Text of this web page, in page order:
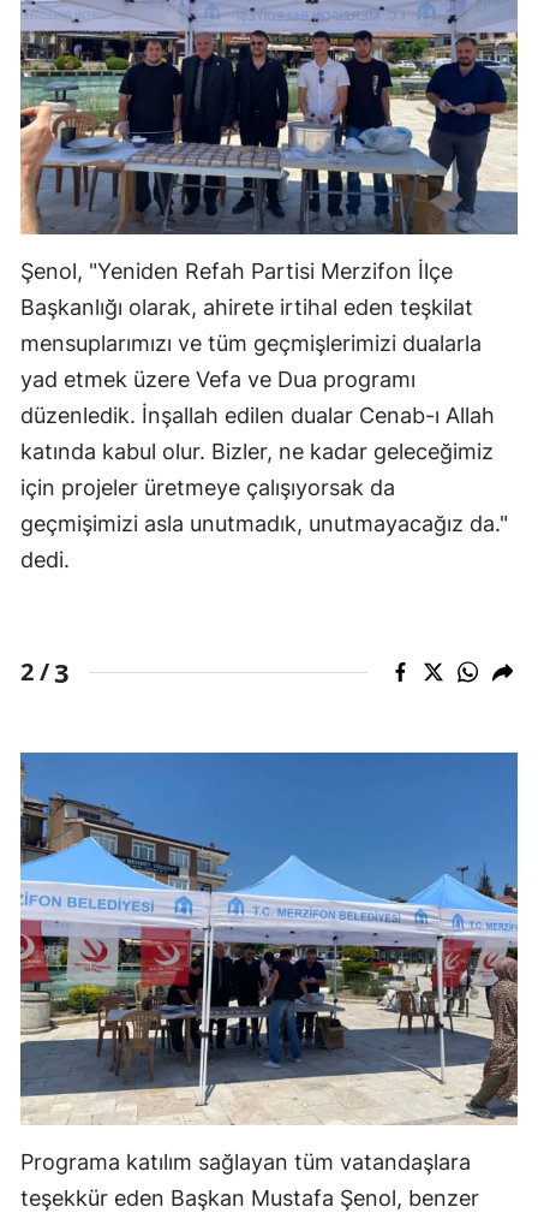
Şenol, "Yeniden Refah Partisi Merzifon İlçe
Başkanlığı olarak, ahirete irtihal eden teşkilat
mensuplarımızı ve tüm geçmişlerimizi dualarla
yad etmek üzere Vefa ve Dua programı
düzenledik. İnşallah edilen dualar Cenab-ı Allah
katında kabul olur. Bizler, ne kadar geleceğimiz
için projeler üretmeye çalışıyorsak da
geçmişimizi asla unutmadık, unutmayacağız da."
dedi.
2 /3
Programa katılım sağlayan tüm vatandaşlara
teşekkür eden Başkan Mustafa Şenol, benzer